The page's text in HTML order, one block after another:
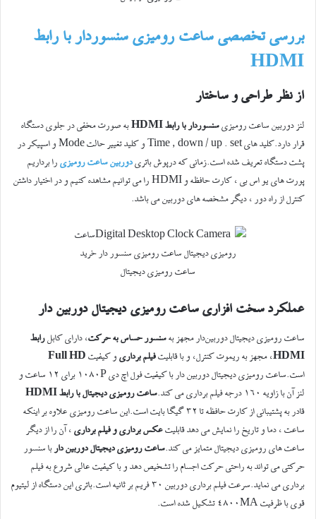
بررسی تخصصی ساعت رومیزی سنسور‌دار با رابط
HDMI
از نظر طراحی و ساختار
لنز دوربین ساعت رومیزیسنسور‌دار با رابط HDMI
به صورت مخفی در جلوی دستگاه
قرار دارد.کلید های Time , down / up . set و کلید تغییر حالت Mode و اسپیکر در
پشت دستگاه تعریف شده است.زمانی که درپوش باتریدوربین ساعت رومیزی را برداریم
پورت های یو اس بی ، کارت حافظه و HDMI را می توانیم مشاهده کنیم و در اختیار داشتن
کنترل از راه دور ، دیگر مشخصه های دوربین می باشد.
عملکرد سخت افزاری ساعت رومیزی دیجیتال دوربین دار
ساعت رومیزی دیجیتال دوربین‌دار مجهز بهسنسور حساس به حرکت، دارای کابلرابط
HDMI، مجهز به ریموت کنترل، و با قابلیتفیلم‌ برداری و کیفیت Full HD
است.ساعت رومیزی دیجیتال دوربین دار با کیفیت فول اچ دی ۱۰۸۰P برای ۱۲ ساعت و
لنز آن با زاویه ۱۶۰ درجه فیلم برداری می کند.
ساعت رومیزی دیجیتال با رابط HDMI
قادر به پشتیبانی از کارت حافظه تا ۳۲ گیگا بایت است.این ساعت رومیزی علاوه بر اینکه
ساعت ، دما و تاریخ را نمایش می دهد قابلیتعکس برداری و فیلم برداری ، آن را از دیگر
ساعت های رومیزی دیجیتال متمایز می کند.ساعت رومیزی دیجیتال دوربین دار با سنسور
حرکتی می تواند به راحتی حرکت اجسام را تشخیص دهد و با کیفیت عالی شروع به فیلم
برداری می نماید.سرعت فیلم برداری دوربین ۳۰ فریم بر ثانیه است.باتری این دستگاه از لیتیوم
قوی با ظرفیت ۴۸۰۰MA تشکیل شده است.